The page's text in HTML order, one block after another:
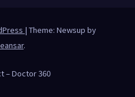
| Theme: Newsup by
.
– Doctor 360